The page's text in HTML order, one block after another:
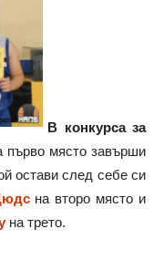
В конкурса за
първо място завърши
остави след себе си
на второ място и
на трето.